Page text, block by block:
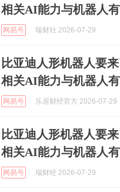
相关AI能力与机器人
网易号 瑞财社 2026-07-29
比亚迪人形机器人要
相关AI能力与机器人
网易号 乐居财经官方 2026-07-29
比亚迪人形机器人要
相关AI能力与机器人
网易号 瑞财经 2026-07-29